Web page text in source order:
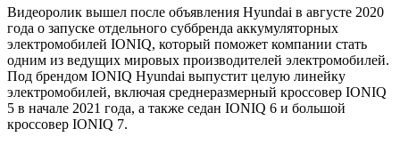
Видеоролик вышел после объявления Hyundai в августе 2020
года о запуске отдельного суббренда аккумуляторных
электромобилей IONIQ, который поможет компании стать
одним из ведущих мировых производителей электромобилей.
Под брендом IONIQ Hyundai выпустит целую линейку
электромобилей, включая среднеразмерный кроссовер IONIQ
5 в начале 2021 года, а также седан IONIQ 6 и большой
кроссовер IONIQ 7.